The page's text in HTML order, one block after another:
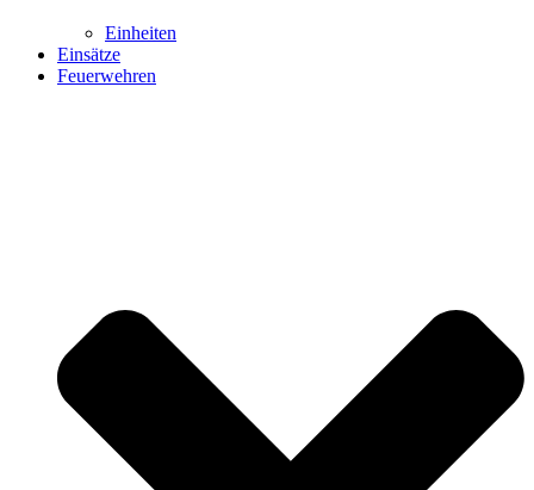
Einheiten
Einsätze
Feuerwehren